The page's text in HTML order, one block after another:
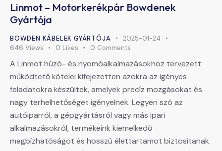
Linmot – Motorkerékpár Bowdenek
Gyártója
BOWDEN KÁBELEK GYÁRTÓJA
2025-01-24
646 Views 0 Likes 0 Comments
A Linmot húzó- és nyomóalkalmazásokhoz tervezett
működtető kötelei kifejezetten azokra az igényes
feladatokra készültek, amelyek precíz mozgásokat és
nagy terhelhetőséget igényelnek. Legyen szó az
autóiparról, a gépgyártásról vagy más ipari
alkalmazásokról, termékeink kiemelkedő
megbízhatóságot és hosszú élettartamot biztosítanak.